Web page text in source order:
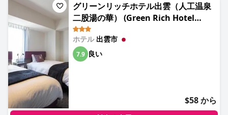
グリーンリッチホテル出雲（人工温泉
二股湯の華） (Green Rich Hotel
Izumo (Artificial hot spring
Futamata Yunohana))
ホテル 出雲市
7.9 良い
$58 から